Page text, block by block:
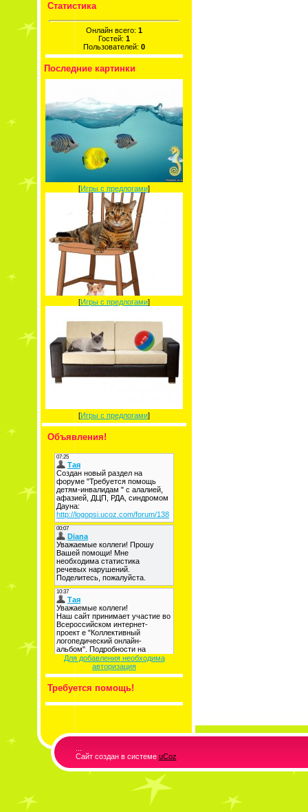
Статистика
Онлайн всего: 1
Гостей: 1
Пользователей: 0
Последние картинки
[Игры с предлогами]
[Игры с предлогами]
[Игры с предлогами]
Объявления!
Для добавления необходима
авторизация
Требуется помощь!
Сайт создан в системе uCoz